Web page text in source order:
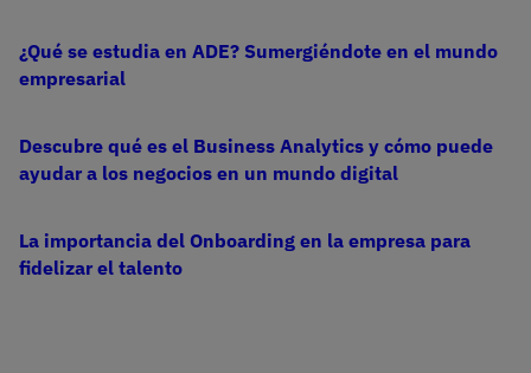
¿Qué se estudia en ADE? Sumergiéndote en el mundo
empresarial
Descubre qué es el Business Analytics y cómo puede
ayudar a los negocios en un mundo digital
La importancia del Onboarding en la empresa para
fidelizar el talento